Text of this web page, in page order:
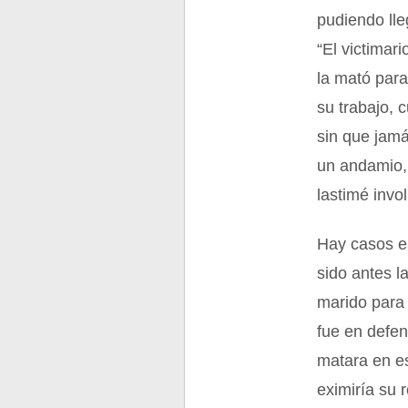
pudiendo
“El
la mató
su trabajo,
sin que
un
lastimé
Hay casos
sido antes
marido
fue en
matara en
eximiría su